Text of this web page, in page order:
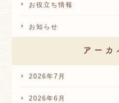
お役立ち情報
お知らせ
2026年7月
2026年6月